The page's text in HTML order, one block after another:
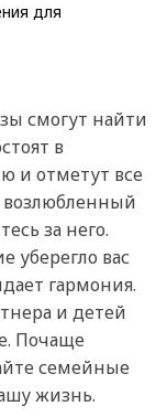
для
смогут найти
в
и отметут все
возлюбленный
за него.
уберегло вас
гармония.
и детей
Почаще
семейные
жизнь.